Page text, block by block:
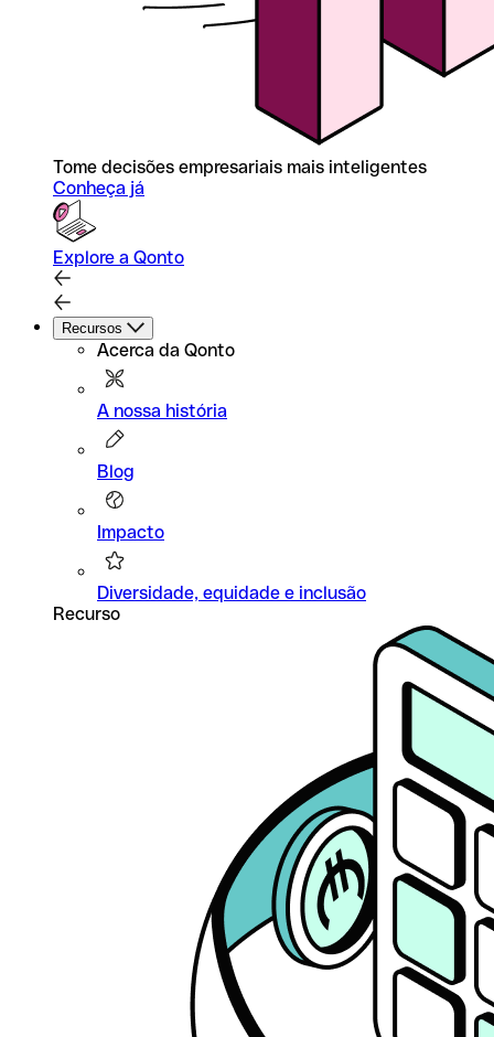
Tome decisões empresariais mais inteligentes
Conheça já
Explore a Qonto
Recursos
Acerca da Qonto
A nossa história
Blog
Impacto
Diversidade, equidade e inclusão
Recurso